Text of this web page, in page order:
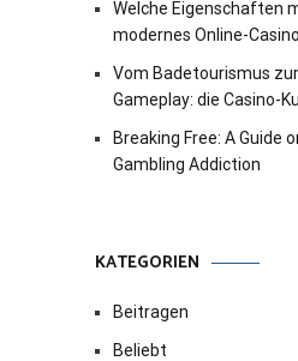
Welche Eigenschaften
modernes Online-
Vom Badetourismus
Gameplay: die Casino-
Breaking Free: A Guide
Gambling Addiction
KATEGORIEN
Beitragen
Beliebt